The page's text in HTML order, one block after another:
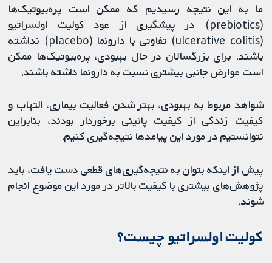
ما به این نتیجه رسیدیم که ممکن است پره‌بیوتیک‌ها
(prebiotics) در پیشگیری از عود کولیت اولسراتیو
(ulcerative colitis) تفاوتی با دارونما (placebo) نداشته
باشند. برای بزرگسالان در حال بهبودی، پره‌بیوتیک‌ها ممکن
است عوارض جانبی بیشتری نسبت به دارونما داشته باشند.
شواهد مربوط به بهبودی، بهتر شدن فعالیت بیماری، التهاب و
کیفیت زندگی از کیفیت پائینی برخوردار بودند، بنابراین
نتوانستیم در مورد این پیامدها نتیجه‌گیری کنیم.
پیش از اینکه بتوان به نتیجه‌گیری‌های قطعی دست یافت، باید
پژوهش‌های بیشتری با کیفیت بالاتر در مورد این موضوع انجام
شوند.
کولیت اولسراتیو چیست؟